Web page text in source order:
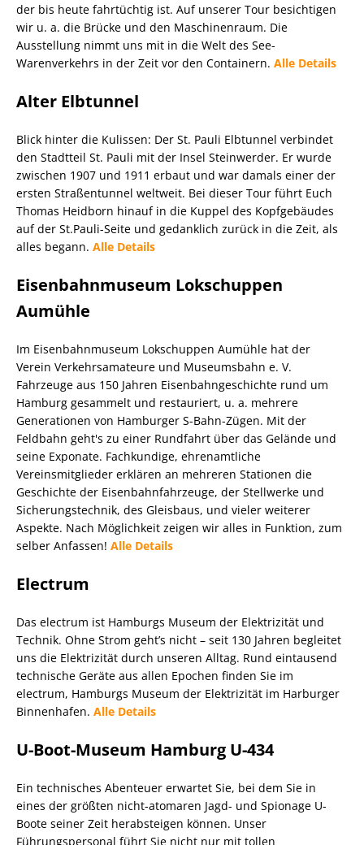
der bis heute fahrtüchtig ist. Auf unserer Tour besichtigen
wir u. a. die Brücke und den Maschinenraum. Die
Ausstellung nimmt uns mit in die Welt des See-
Warenverkehrs in der Zeit vor den Containern. Alle Details
Alter Elbtunnel
Blick hinter die Kulissen: Der St. Pauli Elbtunnel verbindet
den Stadtteil St. Pauli mit der Insel Steinwerder. Er wurde
zwischen 1907 und 1911 erbaut und war damals einer der
ersten Straßentunnel weltweit. Bei dieser Tour führt Euch
Thomas Heidborn hinauf in die Kuppel des Kopfgebäudes
auf der St.Pauli-Seite und gedanklich zurück in die Zeit, als
alles begann. Alle Details
Eisenbahnmuseum Lokschuppen
Aumühle
Im Eisenbahnmuseum Lokschuppen Aumühle hat der
Verein Verkehrsamateure und Museumsbahn e. V.
Fahrzeuge aus 150 Jahren Eisenbahngeschichte rund um
Hamburg gesammelt und restauriert, u. a. mehrere
Generationen von Hamburger S-Bahn-Zügen. Mit der
Feldbahn geht's zu einer Rundfahrt über das Gelände und
seine Exponate. Fachkundige, ehrenamtliche
Vereinsmitglieder erklären an mehreren Stationen die
Geschichte der Eisenbahnfahrzeuge, der Stellwerke und
Sicherungstechnik, des Gleisbaus, und vieler weiterer
Aspekte. Nach Möglichkeit zeigen wir alles in Funktion, zum
selber Anfassen! Alle Details
Electrum
Das electrum ist Hamburgs Museum der Elektrizität und
Technik. Ohne Strom geht’s nicht – seit 130 Jahren begleitet
uns die Elektrizität durch unseren Alltag. Rund eintausend
technische Geräte aus allen Epochen finden Sie im
electrum, Hamburgs Museum der Elektrizität im Harburger
Binnenhafen. Alle Details
U-Boot-Museum Hamburg U-434
Ein technisches Abenteuer erwartet Sie, bei dem Sie in
eines der größten nicht-atomaren Jagd- und Spionage U-
Boote seiner Zeit herabsteigen können. Unser
Führungspersonal führt Sie nicht nur mit tollen